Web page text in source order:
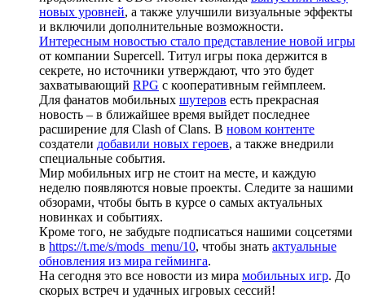
новых уровней, а также улучшили визуальные эффекты
и включили дополнительные возможности.
Интересным новостью стало представление новой игры
от компании Supercell. Титул игры пока держится в
секрете, но источники утверждают, что это будет
захватывающий RPG с кооперативным геймплеем.
Для фанатов мобильных шутеров есть прекрасная
новость – в ближайшее время выйдет последнее
расширение для Clash of Clans. В новом контенте
создатели добавили новых героев, а также внедрили
специальные события.
Мир мобильных игр не стоит на месте, и каждую
неделю появляются новые проекты. Следите за нашими
обзорами, чтобы быть в курсе о самых актуальных
новинках и событиях.
Кроме того, не забудьте подписаться нашими соцсетями
в https://t.me/s/mods_menu/10, чтобы знать актуальные
обновления из мира гейминга.
На сегодня это все новости из мира мобильных игр. До
скорых встреч и удачных игровых сессий!